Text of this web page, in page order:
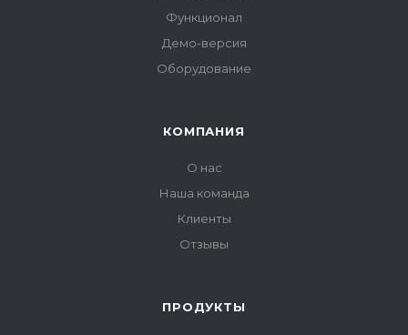
Функционал
Демо-версия
Оборудование
КОМПАНИЯ
О нас
Наша команда
Клиенты
Отзывы
ПРОДУКТЫ